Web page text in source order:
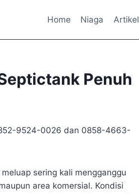
Home Niaga Artikel
Penuh
9524-0026 dan 0858-4663-
sering kali mengganggu
area komersial. Kondisi